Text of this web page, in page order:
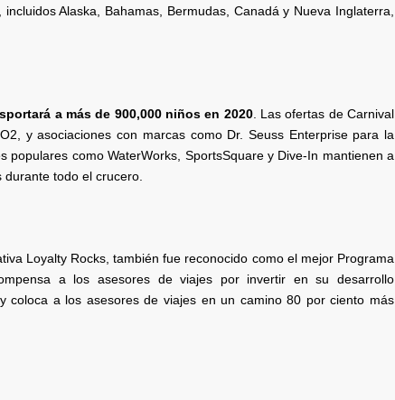
Alaska, Bahamas, Bermudas, Canadá y Nueva Inglaterra,
a más de 900,000 niños en 2020. Las ofertas de Carnival
y asociaciones con marcas como Dr. Seuss Enterprise para la
como WaterWorks, SportsSquare y Dive-In mantienen a
todo el crucero.
Loyalty Rocks, también fue reconocido como el mejor Programa
a los asesores de viajes por invertir en su desarrollo
coloca a los asesores de viajes en un camino 80 por ciento más